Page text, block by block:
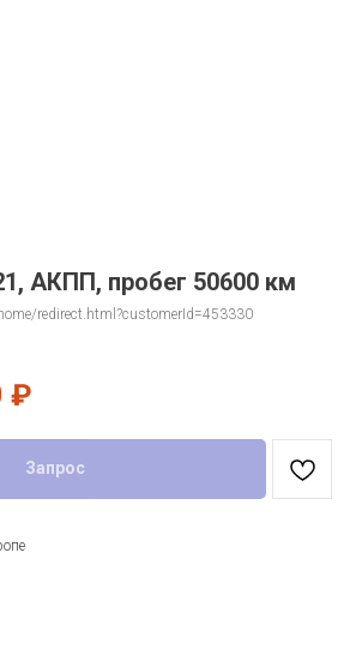
АКПП, пробег 50600 км
redirect.html?customerId=453330
₽
Запрос